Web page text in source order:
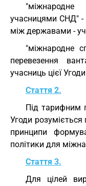
учасницями СНД" -
між державами -
"міжнародне
перевезення
учасниць цієї
Стаття 2.
Під тарифним
Угоди розуміється
принципи
політики для
Стаття 3.
Для цілей